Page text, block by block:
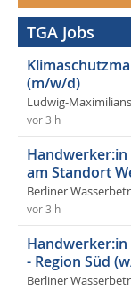
TGA Jobs
(m/w/d)
Ludwig-
vor 3 h
am Standort
Berliner
vor 3 h
- Region Süd
Berliner